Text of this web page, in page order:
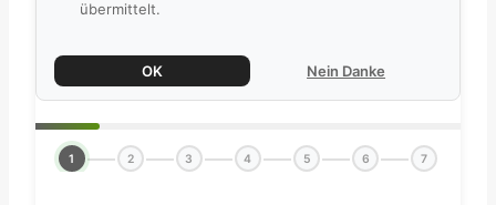
übermittelt.
OK Nein Danke
1 2 3 4 5 6 7